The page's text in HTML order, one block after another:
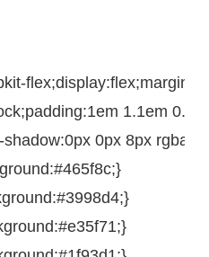
flex;display:flex;margin
;padding:1em 1.1em
shadow:0px 0px 8px rgba(
:#465f8c;}
:#3998d4;}
:#e35f71;}